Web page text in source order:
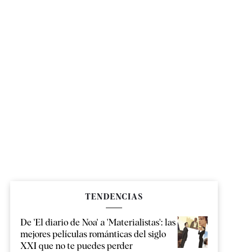
TENDENCIAS
De 'El diario de Noa' a 'Materialistas': las
mejores películas románticas del siglo
XXI que no te puedes perder